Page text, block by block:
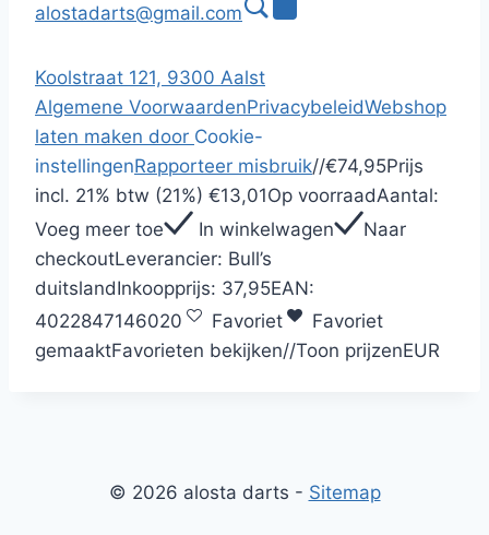
alostadarts@gmail.com
Koolstraat 121, 9300 Aalst
Algemene VoorwaardenPrivacybeleidWebshop
laten maken door Cookie-
instellingenRapporteer misbruik//€74,95Prijs
incl. 21% btw (21%) €13,01Op voorraadAantal:
Voeg meer toe
In winkelwagen
Naar
checkoutLeverancier: Bull’s
duitslandInkoopprijs: 37,95EAN:
4022847146020
Favoriet
Favoriet
gemaaktFavorieten bekijken//Toon prijzenEUR
© 2026 alosta darts - Sitemap